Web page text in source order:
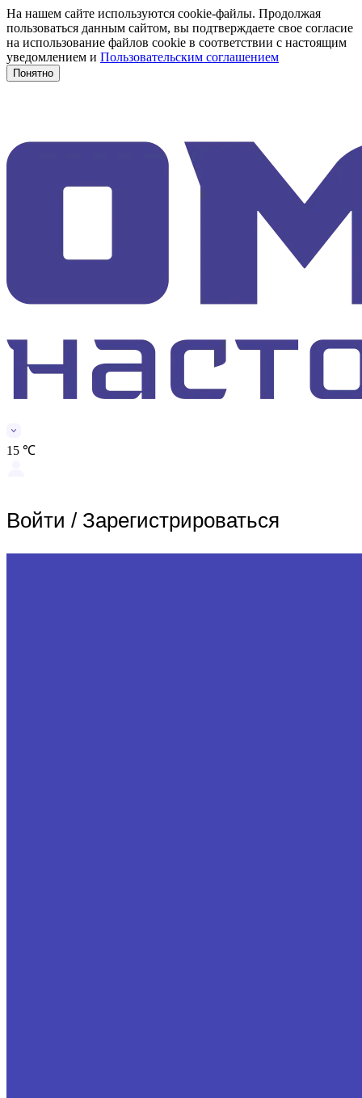
На нашем сайте используются cookie-файлы. Продолжая
пользоваться данным сайтом, вы подтверждаете свое согласие
на использование файлов cookie в соответствии с настоящим
уведомлением и Пользовательским соглашением
Понятно
15 ℃
Войти / Зарегистрироваться